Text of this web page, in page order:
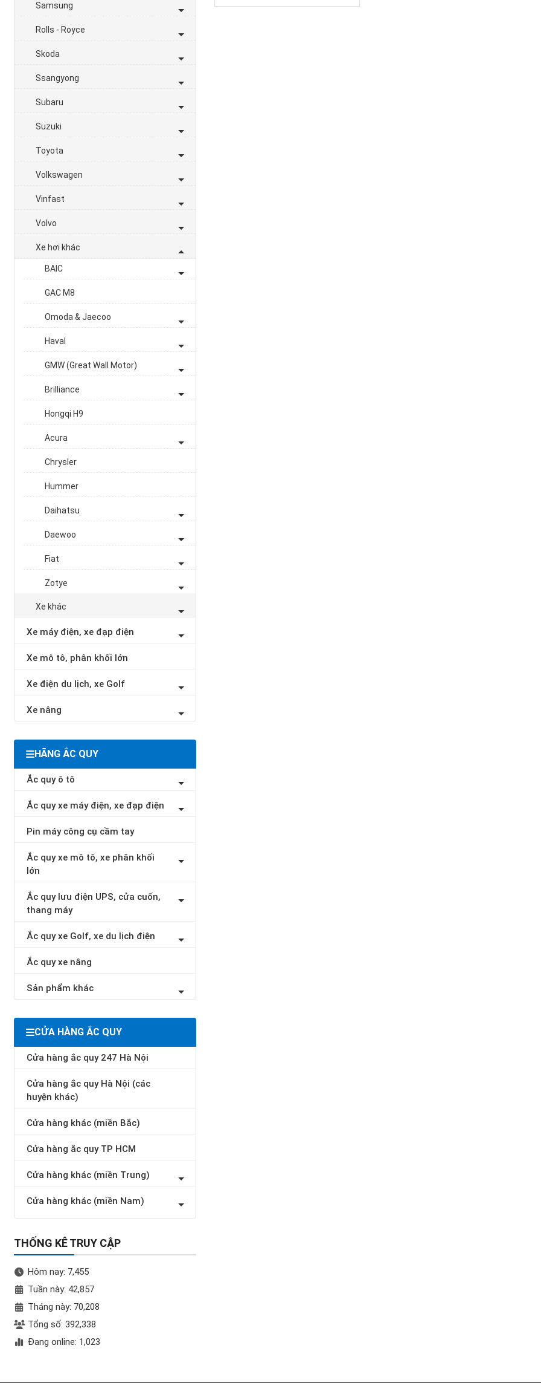
Samsung
Rolls - Royce
Skoda
Ssangyong
Subaru
Suzuki
Toyota
Volkswagen
Vinfast
Volvo
Xe hơi khác
BAIC
GAC M8
Omoda & Jaecoo
Haval
GMW (Great Wall Motor)
Brilliance
Hongqi H9
Acura
Chrysler
Hummer
Daihatsu
Daewoo
Fiat
Zotye
Xe khác
Xe máy điện, xe đạp điện
Xe mô tô, phân khối lớn
Xe điện du lịch, xe Golf
Xe nâng
HÃNG ẮC QUY
Ắc quy ô tô
Ắc quy xe máy điện, xe đạp điện
Pin máy công cụ cầm tay
Ắc quy xe mô tô, xe phân khối
lớn
Ắc quy lưu điện UPS, cửa cuốn,
thang máy
Ắc quy xe Golf, xe du lịch điện
Ắc quy xe nâng
Sản phẩm khác
CỬA HÀNG ẮC QUY
Cửa hàng ắc quy 247 Hà Nội
Cửa hàng ắc quy Hà Nội (các
huyện khác)
Cửa hàng khác (miền Bắc)
Cửa hàng ắc quy TP HCM
Cửa hàng khác (miền Trung)
Cửa hàng khác (miền Nam)
THỐNG KÊ TRUY CẬP
Hôm nay: 7,455
Tuần này: 42,857
Tháng này: 70,208
Tổng số: 392,338
Đang online: 1,023